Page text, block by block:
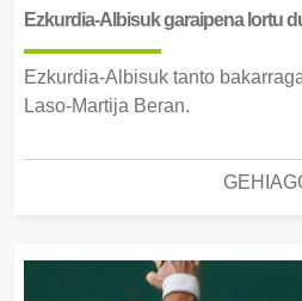
Ezkurdia-Albisuk garaipena lortu
Ezkurdia-Albisuk tanto
Laso-Martija Beran.